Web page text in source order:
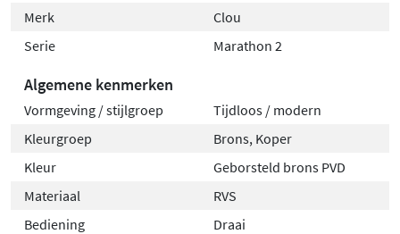
Merk
Clou
Serie
Marathon 2
Algemene kenmerken
Vormgeving / stijlgroep
Tijdloos / modern
Kleurgroep
Brons, Koper
Kleur
Geborsteld brons PVD
Materiaal
RVS
Bediening
Draai